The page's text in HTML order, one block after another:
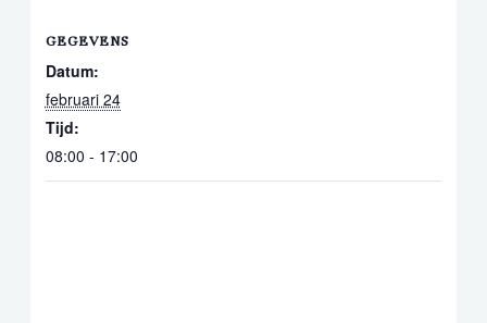
GEGEVENS
Datum:
februari 24
Tijd:
08:00 - 17:00